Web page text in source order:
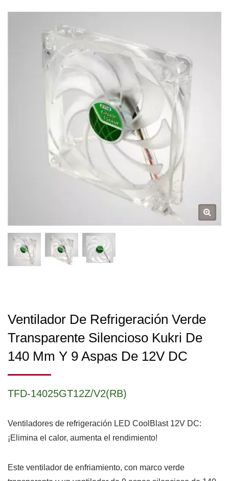
Ventilador De Refrigeración Verde
Transparente Silencioso Kukri De
140 Mm Y 9 Aspas De 12V DC
TFD-14025GT12Z/V2(RB)
Ventiladores de refrigeración LED CoolBlast 12V DC:
¡Elimina el calor, aumenta el rendimiento!
Este ventilador de enfriamiento, con marco verde